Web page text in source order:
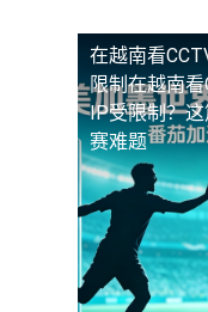
在越南看
限制在越南
IP受限制？
赛难题